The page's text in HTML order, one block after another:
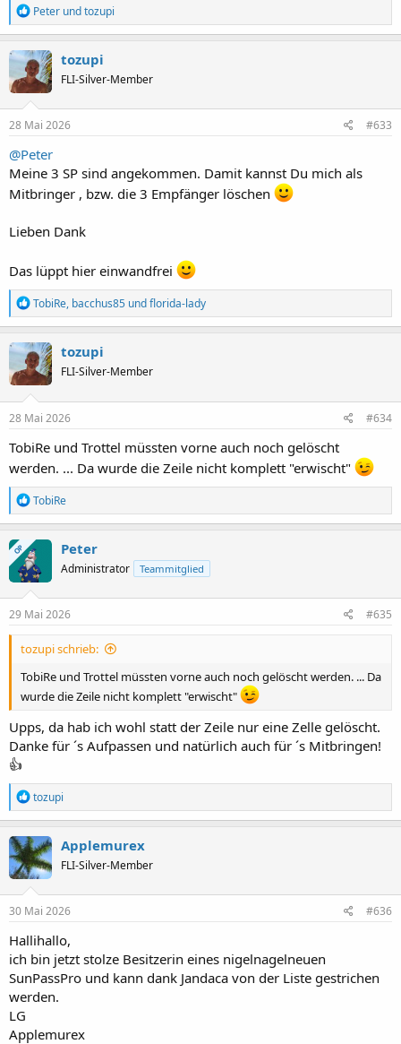
R
e
a
k
t
i
o
n
e
:
Peter undtozupi
tozupi
FLI-Silver-Member
28 Mai 2026 #633
@Peter
Meine 3 SP sind angekommen. Damit kannst Du mich als
Mitbringer , bzw. die 3 Empfänger löschen
Lieben Dank
Das lüppt hier einwandfrei
R
e
a
k
t
i
o
n
e
:
TobiRe, bacchus85 undflorida-lady
tozupi
FLI-Silver-Member
28 Mai 2026 #634
TobiRe und Trottel müssten vorne auch noch gelöscht
werden. ... Da wurde die Zeile nicht komplett "erwischt"
R
e
a
k
t
i
o
n
e
TobiRe
OP Peter
Administrator Teammitglied
29 Mai 2026 #635
tozupi schrieb:
TobiRe und Trottel müssten vorne auch noch gelöscht werden. ... Da
wurde die Zeile nicht komplett "erwischt"
Upps, da hab ich wohl statt der Zeile nur eine Zelle gelöscht.
Danke für ´s Aufpassen und natürlich auch für ´s Mitbringen!
👍
R
e
a
k
t
i
o
n
e
:
tozupi
Applemurex
FLI-Silver-Member
30 Mai 2026 #636
Hallihallo,
ich bin jetzt stolze Besitzerin eines nigelnagelneuen
SunPassPro und kann dank Jandaca von der Liste gestrichen
werden.
LG
Applemurex